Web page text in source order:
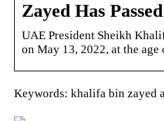
Zayed Has
UAE President Sheikh
on May 13, 2022, at the age
Keywords: khalifa bin zayed